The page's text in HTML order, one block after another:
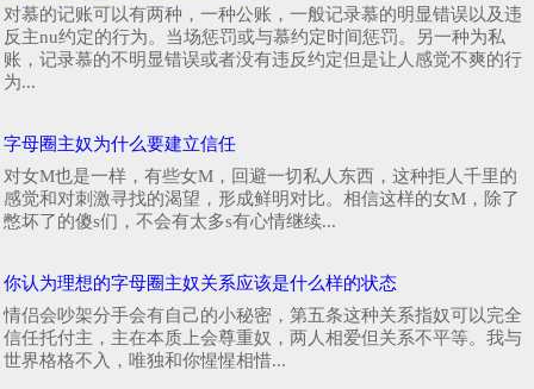
对慕的记账可以有两种，一种公账，一般记录慕的明显错误以及违
反主nu约定的行为。当场惩罚或与慕约定时间惩罚。另一种为私
账，记录慕的不明显错误或者没有违反约定但是让人感觉不爽的行
为...
字母圈主奴为什么要建立信任
对女M也是一样，有些女M，回避一切私人东西，这种拒人千里的
感觉和对刺激寻找的渴望，形成鲜明对比。相信这样的女M，除了
憋坏了的傻s们，不会有太多s有心情继续...
你认为理想的字母圈主奴关系应该是什么样的状态
情侣会吵架分手会有自己的小秘密，第五条这种关系指奴可以完全
信任托付主，主在本质上会尊重奴，两人相爱但关系不平等。我与
世界格格不入，唯独和你惺惺相惜...